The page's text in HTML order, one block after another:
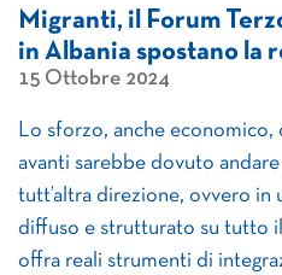
Migranti, il Forum
in Albania spostano la
15 Ottobre 2024
Lo sforzo, anche economico,
avanti sarebbe dovuto
tutt’altra direzione, ovvero in
diffuso e strutturato su tutto
offra reali strumenti di